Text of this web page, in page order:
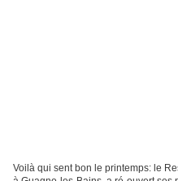
Voilà qui sent bon le printemps: le